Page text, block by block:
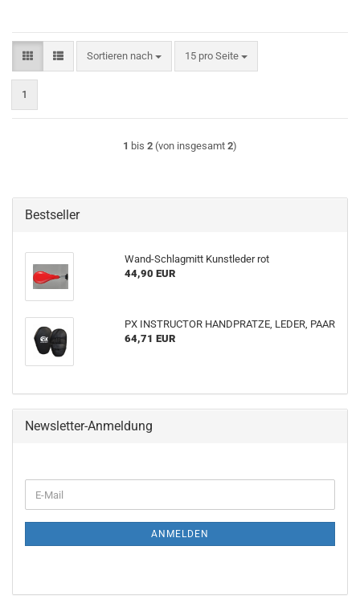
Sortieren nach
Sortieren nach 15 pro Seite
pro Seite
1
1 bis 2 (von insgesamt 2)
Bestseller
Wand-Schlagmitt Kunstleder rot
44,90 EUR
PX INSTRUCTOR HANDPRATZE, LEDER, PAAR
64,71 EUR
Newsletter-Anmeldung
ZUR
E-
Mail
ANMELDEN